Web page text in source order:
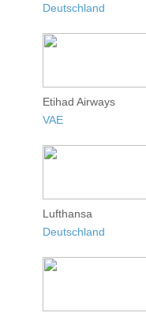
Deutschland
Etihad Airways
VAE
Lufthansa
Deutschland